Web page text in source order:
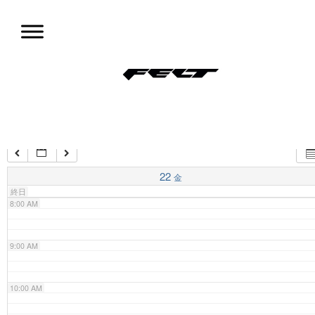
ン
22 金
終日
4:00 AM
7:00 AM
8:00 AM
9:00 AM
10:00 AM